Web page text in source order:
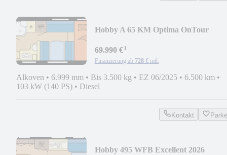
Hobby A 65 KM Optima OnTour
69.990 €¹
Finanzierung ab 728 € mtl.
Alkoven • 6.999 mm • Bis 3.500 kg • EZ 06/2025 • 6.500 km •
103 kW (140 PS) • Diesel
Kontakt
Hobby 495 WFB Excellent 2026